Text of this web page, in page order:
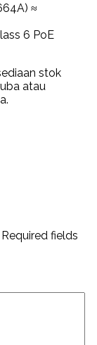
≈
6 PoE
stok
atau
Required fields